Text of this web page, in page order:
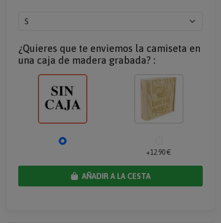
¿Quieres que te enviemos la camiseta en
una caja de madera grabada? :
+12.90 €
AÑADIR A LA CESTA